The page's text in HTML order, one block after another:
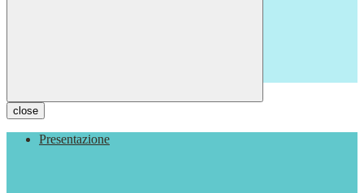
close
Presentazione